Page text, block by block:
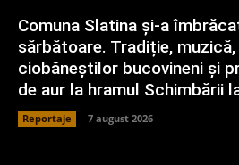
Comuna Slatina și-a
sărbătoare. Tradiție,
ciobăneștilor bucovineni și
de aur la hramul Schimbării
Reportaje 7 august 2026